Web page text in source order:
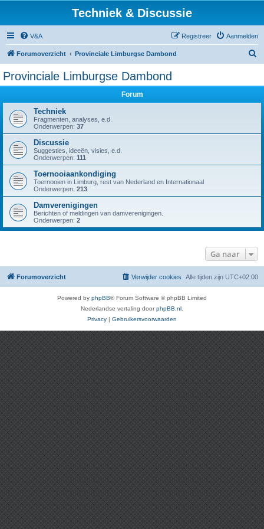
Techniek & Discussie
V&A Aanmelden
Registreer
Forumoverzicht Provinciale Limburgse Dambond
Provinciale Limburgse Dambond
Forum
Techniek
Fragmenten, analyses, e.d.
Onderwerpen: 37
Discussie
Suggesties, ideeën, visies, e.d.
Onderwerpen: 111
Toernooiaankondiging
Toernooien in Limburg, rest van Nederland en Internationaal
Onderwerpen: 213
Damverenigingen
Berichten of meldingen van damverenigingen.
Onderwerpen: 2
Ga naar
Forumoverzicht Alle tijden zijn UTC+02:00
Verwijder cookies
Powered by phpBB® Forum Software © phpBB Limited
Nederlandse vertaling doorphpBB.nl
Privacy | Gebruikersvoorwaarden